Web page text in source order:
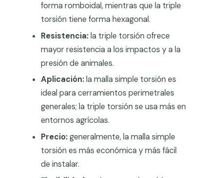
forma romboidal, mientras que la triple
torsión tiene forma hexagonal.
Resistencia: la triple torsión ofrece
mayor resistencia a los impactos y a la
presión de animales.
Aplicación:la malla simple torsión es
ideal para cerramientos perimetrales
generales; la triple torsión se usa más en
entornos agrícolas.
Precio:generalmente, la malla simple
torsión es más económica y más fácil
de instalar.